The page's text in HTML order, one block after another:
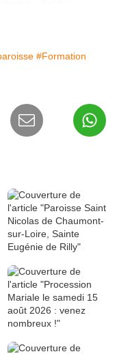
#Formation